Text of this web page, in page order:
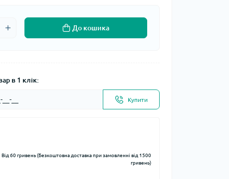
До кошика
в 1 клік:
Купити
Від 60 гривень (Безкоштовна доставка при замовленні від 1500
гривень)